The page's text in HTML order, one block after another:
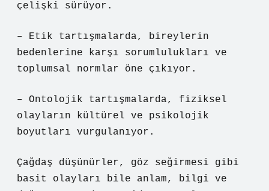
çelişki sürüyor.
– Etik tartışmalarda, bireylerin
bedenlerine karşı sorumlulukları ve
toplumsal normlar öne çıkıyor.
– Ontolojik tartışmalarda, fiziksel
olayların kültürel ve psikolojik
boyutları vurgulanıyor.
Çağdaş düşünürler, göz seğirmesi gibi
basit olayları bile anlam, bilgi ve